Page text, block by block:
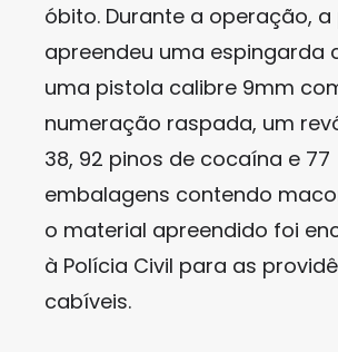
óbito. Durante a operação,
apreendeu uma espingarda
uma pistola calibre 9mm
numeração raspada, um
38, 92 pinos de cocaína e 77
embalagens contendo
o material apreendido foi
à Polícia Civil para as
cabíveis.